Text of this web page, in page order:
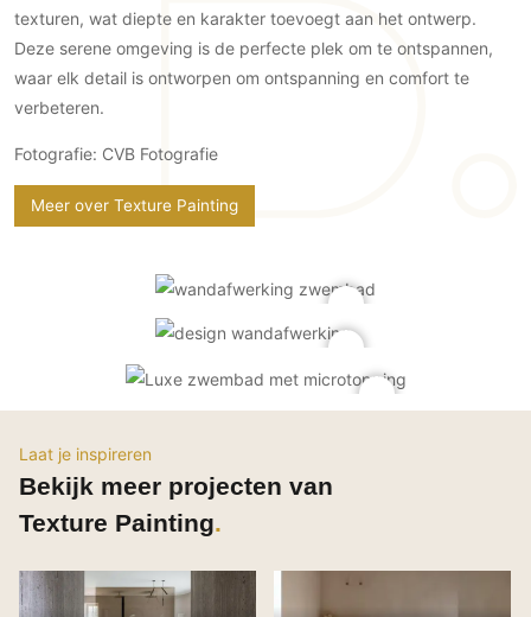
Ramen en deuren
Binnendeuren
Aluminium deuren
Houten deuren
Stalen deuren
Vloeren
Beton Ciré vloeren
PVC vloeren
Gietvloeren
Natuursteen en keramiek vloeren
Schilderwerk buiten
Horeca
Kantoor
texturen, wat diepte en karakter toevoegt aan het ontwerp.
Deze serene omgeving is de perfecte plek om te ontspannen,
waar elk detail is ontworpen om ontspanning en comfort te
verbeteren.
Fotografie: CVB Fotografie
Meer over Texture Painting
Laat je inspireren
Bekijk meer projecten van
Texture Painting